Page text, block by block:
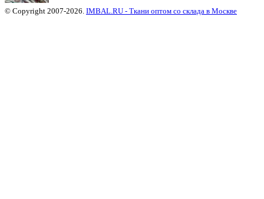
© Copyright 2007-2026. IMBAL.RU - Ткани оптом со склада в Москве